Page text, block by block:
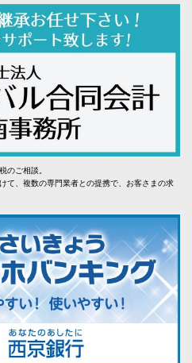
のご相談。
て、複数の専門業者との提携で、お客さまの求